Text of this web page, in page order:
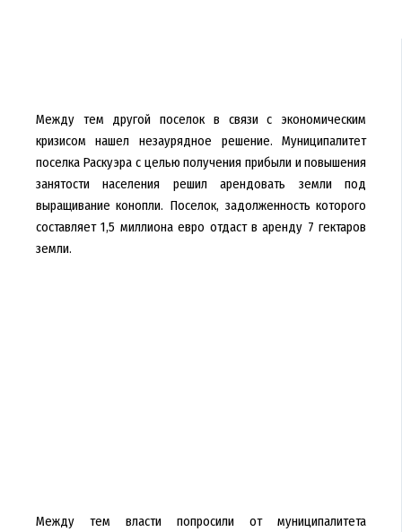
Между тем другой поселок в связи с экономическим
кризисом нашел незаурядное решение. Муниципалитет
поселка Раскуэра с целью получения прибыли и повышения
занятости населения решил арендовать земли под
выращивание конопли. Поселок, задолженность которого
составляет 1,5 миллиона евро отдаст в аренду 7 гектаров
земли.
Между тем власти попросили от муниципалитета